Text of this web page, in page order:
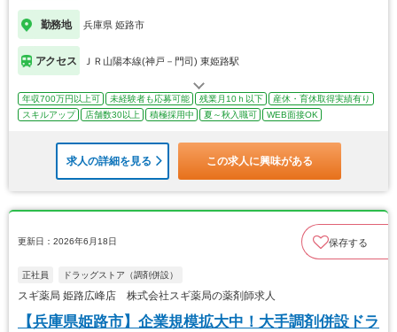
勤務地 兵庫県 姫路市
アクセス ＪＲ山陽本線(神戸－門司) 東姫路駅
年収700万円以上可 未経験者も応募可能 残業月10ｈ以下
産休・育休取得実績有り
スキルアップ
店舗数30以上 積極採用中 夏～秋入職可 WEB面接OK
求人の詳細を見る この求人に興味がある
更新日：2026年6月18日 保存する
正社員 ドラッグストア（調剤併設）
スギ薬局 姫路広峰店 株式会社スギ薬局の薬剤師求人
【兵庫県姫路市】企業規模拡大中！大手調剤併設ドラ